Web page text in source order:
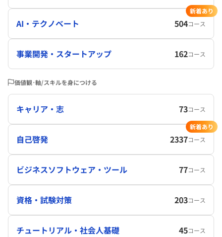
AI・テクノベート 504コース
新着あり
事業開発・スタートアップ 162コース
価値観･軸/スキルを身につける
キャリア・志 73コース
自己啓発 2337コース
新着あり
ビジネスソフトウェア・ツール 77コース
資格・試験対策 203コース
チュートリアル・社会人基礎 45コース